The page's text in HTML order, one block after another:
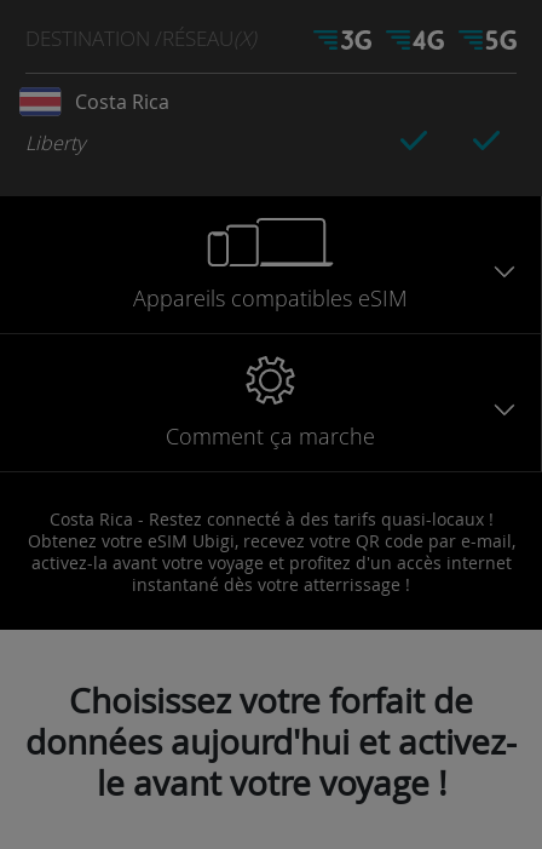
DESTINATION /RÉSEAU(X)
Costa Rica
Liberty
Appareils compatibles eSIM
Comment ça marche
Costa Rica - Restez connecté à des tarifs quasi-locaux !
Obtenez votre eSIM Ubigi, recevez votre QR code par e-mail,
activez-la avant votre voyage et profitez d'un accès internet
instantané dès votre atterrissage !
Choisissez votre forfait de
données aujourd'hui et activez-
le avant votre voyage !